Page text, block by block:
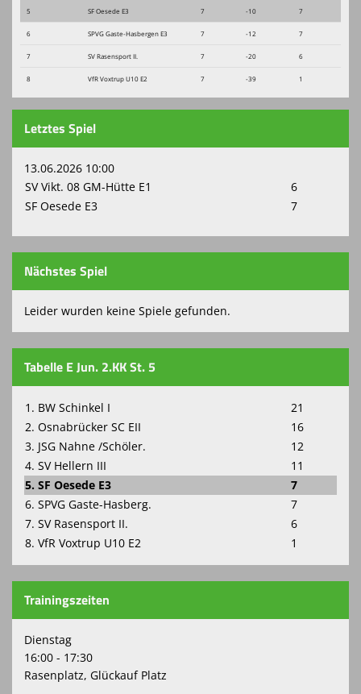
Kontaktformular
Spielplan
Sponsoren
Grünpflege beim SFO
Vereinskollektion
Turnierbörse
5 SF Oesede E3 7 -10 7
6 SPVG Gaste-Hasbergen E3 7 -12 7
7 SV Rasensport II. 7 -20 6
8 VfR Voxtrup U10 E2 7 -39 1
Letztes Spiel
13.06.2026 10:00
SV Vikt. 08 GM-Hütte E1
6
SF Oesede E3
7
Nächstes Spiel
Leider wurden keine Spiele gefunden.
Tabelle E Jun. 2.KK St. 5
1. BW Schinkel I
21
2. Osnabrücker SC EII
16
3. JSG Nahne /Schöler.
12
4. SV Hellern III
11
5. SF Oesede E3
7
6. SPVG Gaste-Hasberg.
7
7. SV Rasensport II.
6
8. VfR Voxtrup U10 E2
1
Trainingszeiten
Dienstag
16:00 - 17:30
Rasenplatz, Glückauf Platz